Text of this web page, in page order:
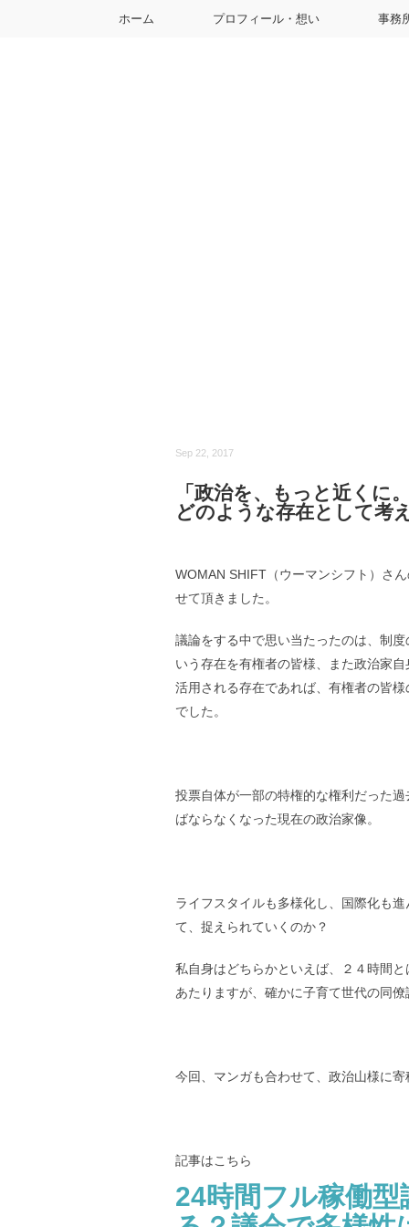
ホーム プロフィール・想い 事務
Sep 22, 2017
「政治を、もっと近くに
どのような存在として考
WOMAN SHIFT（ウーマンシフト）さ
せて頂きました。
議論をする中で思い当たったのは、制
いう存在を有権者の皆様、また政治家
活用される存在であれば、有権者の皆
でした。
投票自体が一部の特権的な権利だった
ばならなくなった現在の政治家像。
ライフスタイルも多様化し、国際化も
て、捉えられていくのか？
私自身はどちらかといえば、２４時間
あたりますが、確かに子育て世代の同
今回、マンガも合わせて、政治山様に
記事はこちら
24時間フル稼働